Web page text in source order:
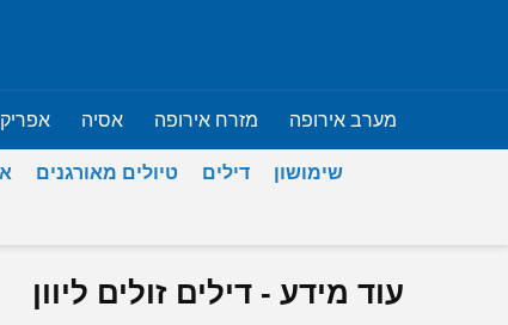
מערב אירופה מזרח אירופה אסיה
שימושון דילים טיולים מאורגנים
עוד מידע - דילים זולים ליוון